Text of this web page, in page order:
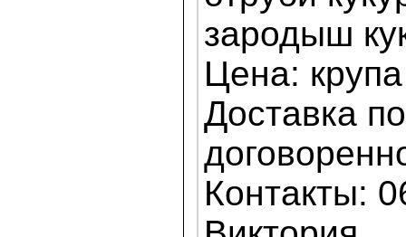
зародыш
Цена: крупа
Доставка по
Контакты: